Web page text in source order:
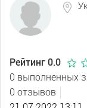
Рейтинг 0.0
0 выполненных
0 отзывов